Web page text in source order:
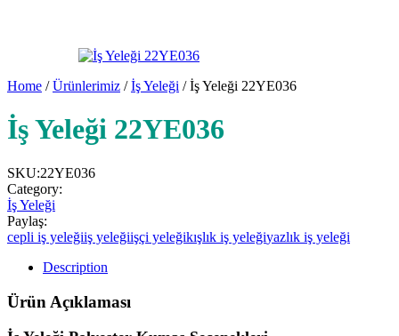
Home /Ürünlerimiz /İş Yeleği / İş Yeleği 22YE036
İş Yeleği 22YE036
SKU:22YE036
Category:
İş Yeleği
Paylaş:
cepli iş yeleğiiş yeleğiişçi yeleğikışlık iş yeleğiyazlık iş yeleği
Description
Ürün Açıklaması